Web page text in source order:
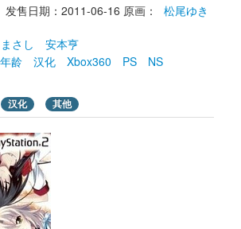
发售日期：2011-06-16 原画：
松尾ゆき
さし
安本亨
龄 汉化 Xbox360 PS
NS
汉化 其他